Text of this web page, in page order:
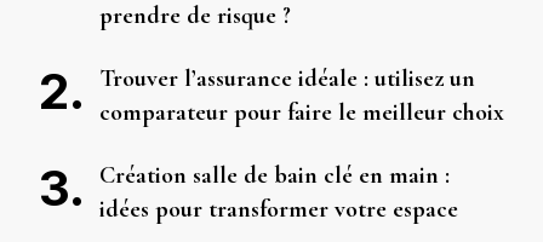
prendre de risque ?
Trouver l’assurance idéale : utilisez un
comparateur pour faire le meilleur choix
Création salle de bain clé en main :
idées pour transformer votre espace